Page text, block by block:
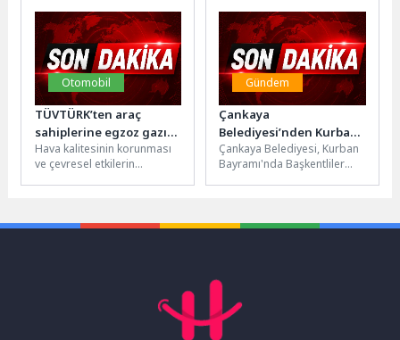
kavuştu; sokağa komşu
olan...
aşkın kadını, bir...
Otomobil
TÜVTÜRK’ten araç
sahiplerine egzoz gazı
emisyon ölçümü
hatırlatması
Hava kalitesinin korunması
ve çevresel etkilerin
Gündem
Çankaya
Belediyesi’nden Kurban
Bayramında Tam Hizmet
Çankaya Belediyesi, Kurban
Bayramı'nda Başkentliler
kurban satış ve...